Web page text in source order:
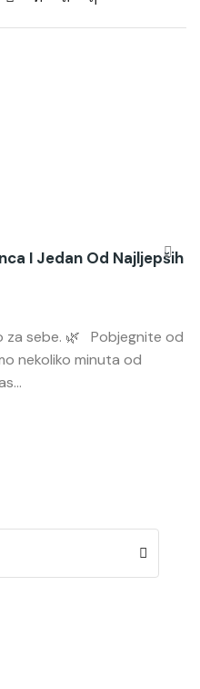
I Jedan Od Najljepših
za sebe. 🌿 Pobjegnite od
nekoliko minuta od